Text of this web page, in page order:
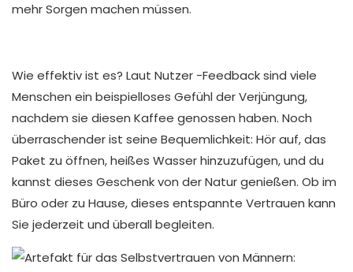
mehr Sorgen machen müssen.
Wie effektiv ist es? Laut Nutzer -Feedback sind viele
Menschen ein beispielloses Gefühl der Verjüngung,
nachdem sie diesen Kaffee genossen haben. Noch
überraschender ist seine Bequemlichkeit: Hör auf, das
Paket zu öffnen, heißes Wasser hinzuzufügen, und du
kannst dieses Geschenk von der Natur genießen. Ob im
Büro oder zu Hause, dieses entspannte Vertrauen kann
Sie jederzeit und überall begleiten.